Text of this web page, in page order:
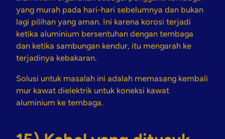
yang murah pada hari-hari sebelumnya dan bukan
lagi pilihan yang aman. Ini karena korosi terjadi
ketika aluminium bersentuhan dengan tembaga
dan ketika sambungan kendur, itu mengarah ke
terjadinya kebakaran.
Solusi untuk masalah ini adalah memasang kembali
mur kawat dielektrik untuk koneksi kawat
aluminium ke tembaga.